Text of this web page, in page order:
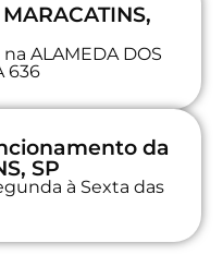
ALAMEDA DOS
636
da
SP
à Sexta das